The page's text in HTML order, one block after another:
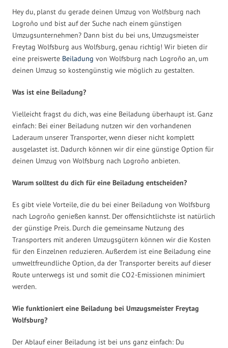
Hey du, planst du gerade deinen Umzug von Wolfsburg nach
Logroño und bist auf der Suche nach einem günstigen
Umzugsunternehmen? Dann bist du bei uns, Umzugsmeister
Freytag Wolfsburg aus Wolfsburg, genau richtig! Wir bieten dir
eine preiswerte Beiladung von Wolfsburg nach Logroño an, um
deinen Umzug so kostengünstig wie möglich zu gestalten.
Was ist eine Beiladung?
Vielleicht fragst du dich, was eine Beiladung überhaupt ist. Ganz
einfach: Bei einer Beiladung nutzen wir den vorhandenen
Laderaum unserer Transporter, wenn dieser nicht komplett
ausgelastet ist. Dadurch können wir dir eine günstige Option für
deinen Umzug von Wolfsburg nach Logroño anbieten.
Warum solltest du dich für eine Beiladung entscheiden?
Es gibt viele Vorteile, die du bei einer Beiladung von Wolfsburg
nach Logroño genießen kannst. Der offensichtlichste ist natürlich
der günstige Preis. Durch die gemeinsame Nutzung des
Transporters mit anderen Umzugsgütern können wir die Kosten
für den Einzelnen reduzieren. Außerdem ist eine Beiladung eine
umweltfreundliche Option, da der Transporter bereits auf dieser
Route unterwegs ist und somit die CO2-Emissionen minimiert
werden.
Wie funktioniert eine Beiladung bei Umzugsmeister Freytag
Wolfsburg?
Der Ablauf einer Beiladung ist bei uns ganz einfach: Du